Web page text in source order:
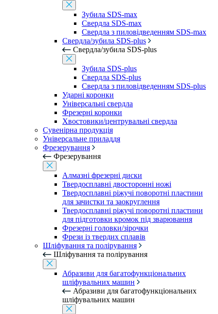
Зубила SDS-max
Свердла SDS-max
Свердла з пиловідведенням SDS-max
Свердла/зубила SDS-plus
Свердла/зубила SDS-plus
Зубила SDS-plus
Свердла SDS-plus
Свердла з пиловідведенням SDS-plus
Ударні коронки
Універсальні свердла
Фрезерні коронки
Хвостовики/центрувальні свердла
Сувенірна продукція
Універсальне приладдя
Фрезерування
Фрезерування
Алмазні фрезерні диски
Твердосплавні двосторонні ножі
Твердосплавні ріжучі поворотні пластини
для зачистки та заокруглення
Твердосплавні ріжучі поворотні пластини
для підготовки кромок під зварювання
Фрезерні головки/зірочки
Фрези із твердих сплавів
Шліфування та полірування
Шліфування та полірування
Абразиви для багатофункціональних
шліфувальних машин
Абразиви для багатофункціональних
шліфувальних машин